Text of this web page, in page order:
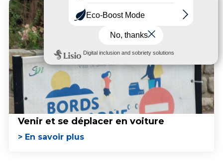
Venir et se déplacer en voiture
> En savoir plus